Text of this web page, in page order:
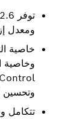
ومعدل
وتحسين